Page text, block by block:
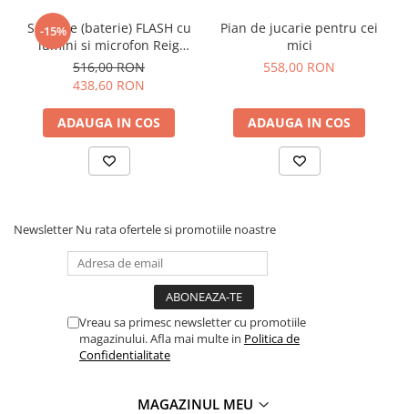
-15%
Set tobe (baterie) FLASH cu
lumini si microfon Reig
Musicales
516,00 RON
438,60 RON
ADAUGA IN COS
Pian de jucarie pentru cei
mici
558,00 RON
ADAUGA IN COS
Newsletter Nu rata ofertele si promotiile noastre
Vreau sa primesc newsletter cu promotiile
magazinului. Afla mai multe in Politica de
Confidentialitate
MAGAZINUL MEU